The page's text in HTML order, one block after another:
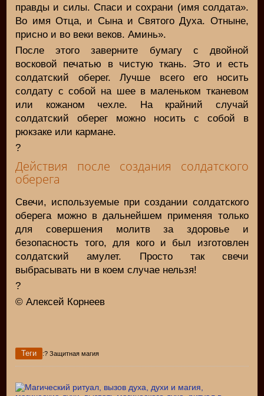
правды и силы. Спаси и сохрани (имя солдата».
Во имя Отца, и Сына и Святого Духа. Отныне,
присно и во веки веков. Аминь».
После этого заверните бумагу с двойной
восковой печатью в чистую ткань. Это и есть
солдатский оберег. Лучше всего его носить
солдату с собой на шее в маленьком тканевом
или кожаном чехле. На крайний случай
солдатский оберег можно носить с собой в
рюкзаке или кармане.
?
Действия после создания солдатского
оберега
Свечи, используемые при создании солдатского
оберега можно в дальнейшем применяя только
для совершения молитв за здоровье и
безопасность того, для кого и был изготовлен
солдатский амулет. Просто так свечи
выбрасывать ни в коем случае нельзя!
?
© Алексей Корнеев
Теги :? Защитная магия